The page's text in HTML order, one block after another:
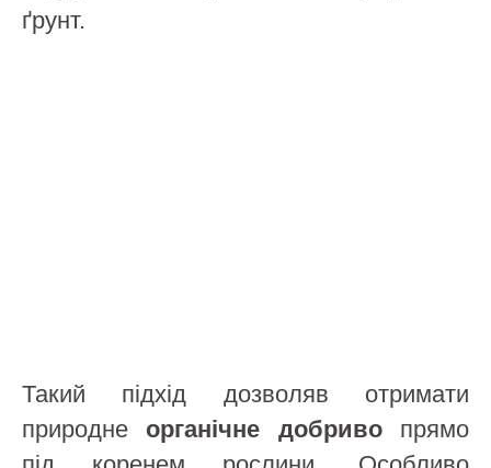
ґрунт.
Такий підхід дозволяв отримати
природне органічне добривопрямо